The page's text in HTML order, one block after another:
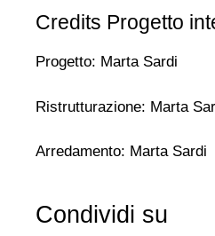
Credits Progetto
Progetto: Marta Sardi
Ristrutturazione: Marta
Arredamento: Marta Sardi
Condividi su